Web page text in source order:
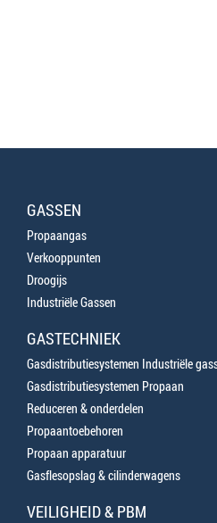
GASSEN
Propaangas
Verkooppunten
Droogijs
Industriële Gassen
GASTECHNIEK
Gasdistributiesystemen Industriële
Gasdistributiesystemen Propaan
Reduceren & onderdelen
Propaantoebehoren
Propaan apparatuur
Gasflesopslag & cilinderwagens
VEILIGHEID & PBM